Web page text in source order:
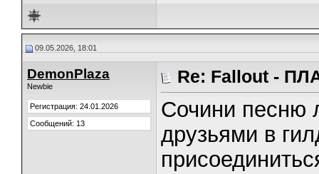
09.05.2026, 18:01
DemonPlaza
Newbie
Регистрация: 24.01.2026
Сообщений: 13
Re: Fallout -
Сочини песню
друзьями в